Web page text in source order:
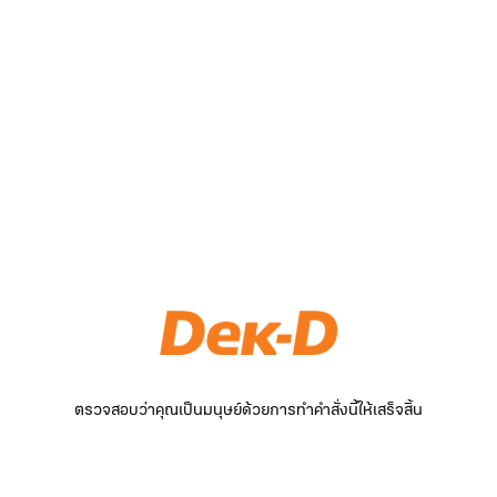
ตรวจสอบว่าคุณเป็นมนุษย์ด้วยการทำคำสั่งนี้ให้เสร็จสิ้น